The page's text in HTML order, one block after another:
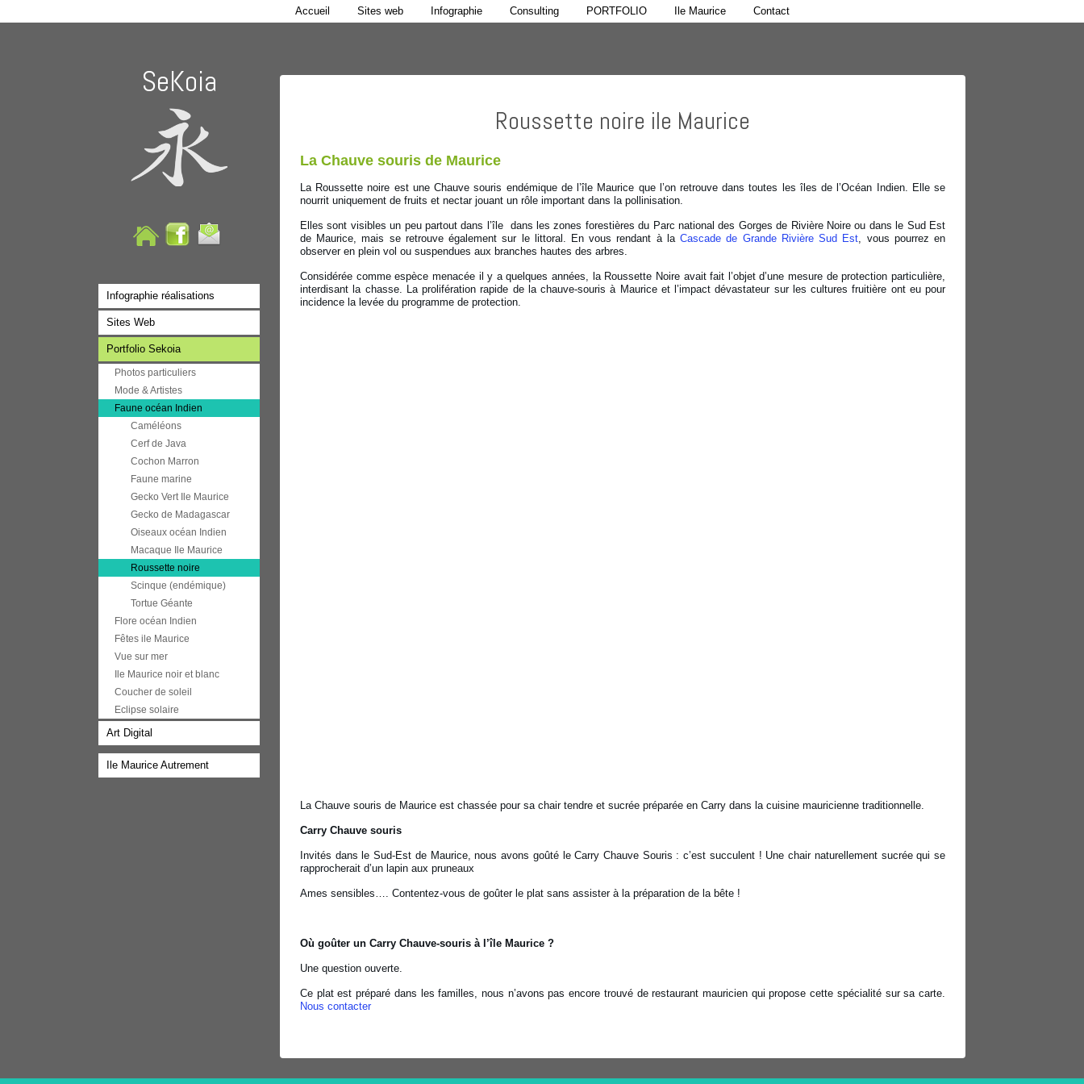
Accueil Sites web Infographie Consulting PORTFOLIO Ile Maurice Contact
SeKoia
Infographie réalisations
Sites Web
Portfolio Sekoia
Photos particuliers
Mode & Artistes
Faune océan Indien
Caméléons
Cerf de Java
Cochon Marron
Faune marine
Gecko Vert Ile Maurice
Gecko de Madagascar
Oiseaux océan Indien
Macaque Ile Maurice
Roussette noire
Scinque (endémique)
Tortue Géante
Flore océan Indien
Fêtes ile Maurice
Vue sur mer
Ile Maurice noir et blanc
Coucher de soleil
Eclipse solaire
Art Digital
Ile Maurice Autrement
Roussette noire ile Maurice
La Chauve souris de Maurice
La Roussette noire est une Chauve souris endémique de l’île Maurice que l’on retrouve dans toutes les îles de l’Océan Indien. Elle se
nourrit uniquement de fruits et nectar jouant un rôle important dans la pollinisation.
Elles sont visibles un peu partout dans l’île dans les zones forestières du Parc national des Gorges de Rivière Noire ou dans le Sud Est
de Maurice, mais se retrouve également sur le littoral. En vous rendant à laCascade de Grande Rivière Sud Est, vous pourrez en
observer en plein vol ou suspendues aux branches hautes des arbres.
Considérée comme espèce menacée il y a quelques années, la Roussette Noire avait fait l’objet d’une mesure de protection particulière,
interdisant la chasse. La prolifération rapide de la chauve-souris à Maurice et l’impact dévastateur sur les cultures fruitière ont eu pour
incidence la levée du programme de protection.
La Chauve souris de Maurice est chassée pour sa chair tendre et sucrée préparée en Carry dans la cuisine mauricienne traditionnelle.
Carry Chauve souris
Invités dans le Sud-Est de Maurice, nous avons goûté le Carry Chauve Souris : c’est succulent ! Une chair naturellement sucrée qui se
rapprocherait d’un lapin aux pruneaux
Ames sensibles…. Contentez-vous de goûter le plat sans assister à la préparation de la bête !
Où goûter un Carry Chauve-souris à l’île Maurice ?
Une question ouverte.
Ce plat est préparé dans les familles, nous n’avons pas encore trouvé de restaurant mauricien qui propose cette spécialité sur sa carte.
Nous contacter